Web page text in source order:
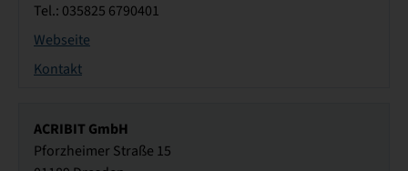
Tel.: 035825 6790401
Webseite
Kontakt
ACRIBIT GmbH
Pforzheimer Straße 15